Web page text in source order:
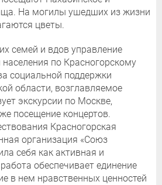
На могилы ушедших из жизни
цветы.
семей и вдов управление
по Красногорскому
социальной поддержки
области, возглавляемое
экскурсии по Москве,
посещение концертов.
Красногорская
организация «Союз
себя как активная и
обеспечивает единение
в нем нравственных ценностей